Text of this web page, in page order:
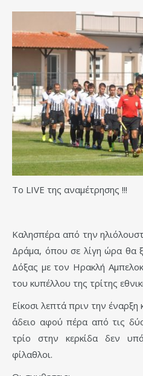
Το LIVE της αναμέτρησης !!!
Καλησπέρα από την
Δράμα, όπου σε λίγη ώρα θα
Δόξας με τον Ηρακλή
του κυπέλλου της τρίτης
Είκοσι λεπτά πριν την έναρξη
άδειο αφού πέρα από τις
τρίο στην κερκίδα δεν
φίλαθλοι.